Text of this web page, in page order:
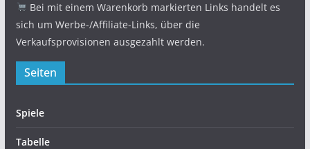
Bei mit einem Warenkorb markierten Links handelt es
sich um Werbe-/Affiliate-Links, über die
Verkaufsprovisionen ausgezahlt werden.
Seiten
Spiele
Tabelle